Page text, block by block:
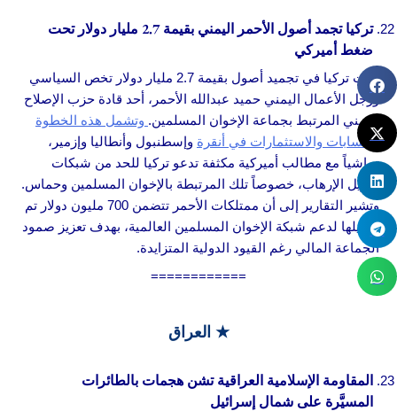
تركيا تجمد أصول الأحمر اليمني بقيمة 2.7 مليار دولار تحت
ضغط أميركي
بدأت تركيا في تجميد أصول بقيمة 2.7 مليار دولار تخص السياسي
ورجل الأعمال اليمني حميد عبدالله الأحمر، أحد قادة حزب الإصلاح
اليمني المرتبط بجماعة الإخوان المسلمين. وتشمل هذه الخطوة
الحسابات والاستثمارات في أنقرة وإسطنبول وأنطاليا وإزمير،
تماشياً مع مطالب أميركية مكثفة تدعو تركيا للحد من شبكات
تمويل الإرهاب، خصوصاً تلك المرتبطة بالإخوان المسلمين وحماس.
وتشير التقارير إلى أن ممتلكات الأحمر تتضمن 700 مليون دولار تم
تحويلها لدعم شبكة الإخوان المسلمين العالمية، بهدف تعزيز صمود
الجماعة المالي رغم القيود الدولية المتزايدة.
============
★ العراق
المقاومة الإسلامية العراقية تشن هجمات بالطائرات
المسيَّرة على شمال إسرائيل